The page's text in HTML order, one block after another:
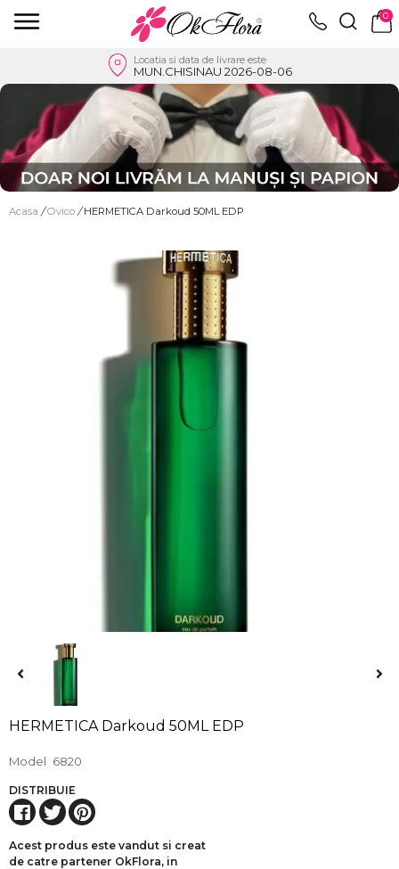
0
Locatia si data de livrare este
MUN.CHISINAU 2026-08-06
Acasa / Ovico / HERMETICA Darkoud 50ML EDP
HERMETICA Darkoud 50ML EDP
Model 6820
DISTRIBUIE
Acest produs este vandut si creat
de catre partener OkFlora, in